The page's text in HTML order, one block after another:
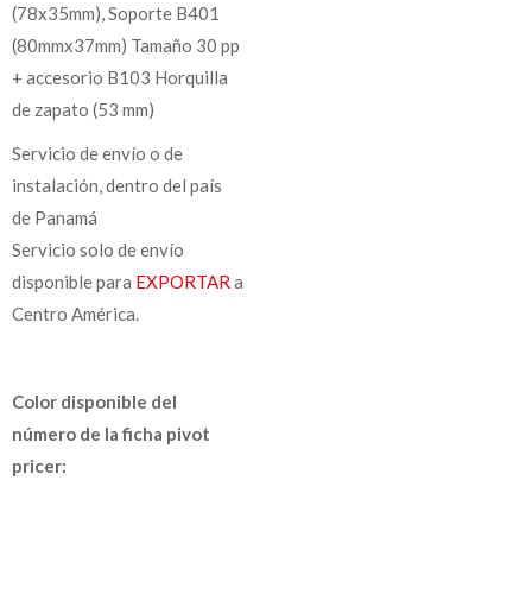
(78x35mm), Soporte B401
(80mmx37mm) Tamaño 30 pp
+ accesorio B103 Horquilla
de zapato (53 mm)
Servicio de envío o de
instalación, dentro del país
de Panamá
Servicio solo de envío
disponible para EXPORTAR a
Centro América.
Color disponible del
número de la ficha pivot
pricer: